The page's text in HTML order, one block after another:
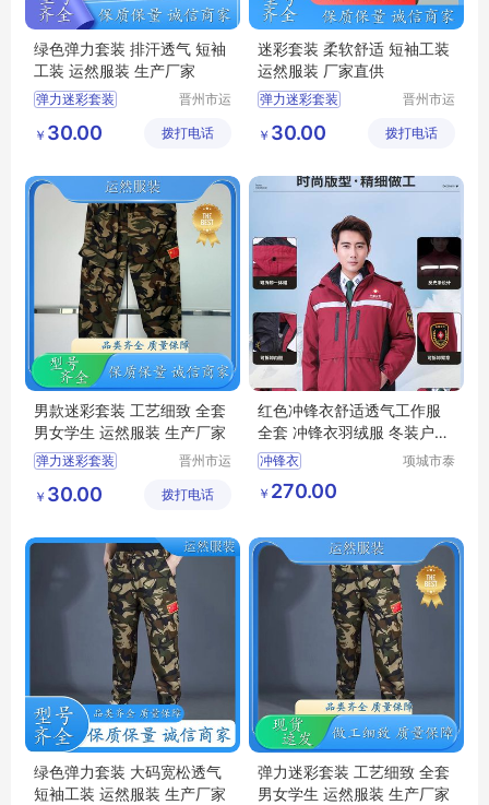
绿色弹力套装 排汗透气 短袖
工装 运然服装 生产厂家
弹力迷彩套装
迷彩军训服
晋州市运
工厂
￥ 30.00 拨打电话
迷彩套装 柔软舒适 短袖工装
运然服装 厂家直供
弹力迷彩套装
夏款弹力针织男女套装
迷彩圆领短袖
晋州市运
工厂
￥ 30.00 拨打电话
男款迷彩套装 工艺细致 全套
男女学生 运然服装 生产厂家
弹力迷彩套装
迷彩套装女款
晋州市运
工厂
￥ 30.00 拨打电话
红色冲锋衣舒适透气工作服
全套 冲锋衣羽绒服 冬装户外
套装 工作服装
冲锋衣
项城市泰
￥ 270.00
绿色弹力套装 大码宽松透气
短袖工装 运然服装 生产厂家
弹力迷彩套装 工艺细致 全套
男女学生 运然服装 生产厂家